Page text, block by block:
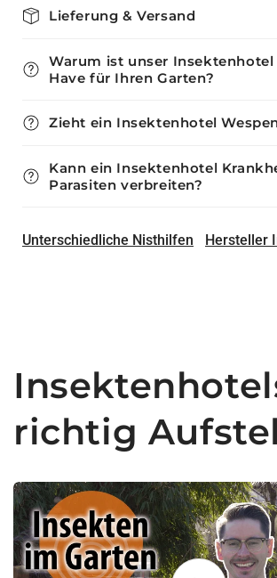
Lieferung & Versand
Warum ist unser Insektenhotel
Have für Ihren Garten?
Zieht ein Insektenhotel
Kann ein Insektenhotel
Parasiten verbreiten?
Unterschiedliche Nisthilfen Hersteller
richtig